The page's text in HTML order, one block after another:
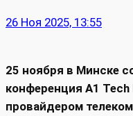
26 Ноя 2025, 13:55
25 ноября в Минске
конференция A1 Tech
провайдером